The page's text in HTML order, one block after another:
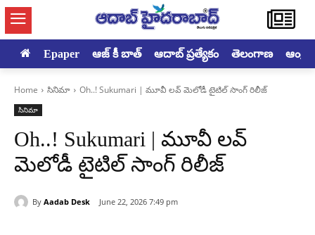
Epaper ఆజ్ కీ బాత్ ఆదాబ్ ప్రత్యేకం తెలంగాణ
Home సినిమా Oh..! Sukumari | మూవీ లవ్ మెలోడీ టైటిల్ సాంగ్ రిలీజ్
సినిమా
Oh..! Sukumari | మూవీ లవ్
మెలోడీ టైటిల్ సాంగ్ రిలీజ్
By Aadab Desk June 22, 2026 7:49 pm